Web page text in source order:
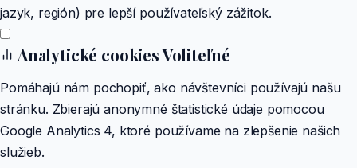
jazyk, región) pre lepší používateľský zážitok.
Analytické cookiesVoliteľné
Pomáhajú nám pochopiť, ako návštevníci používajú našu
stránku. Zbierajú anonymné štatistické údaje pomocou
Google Analytics 4, ktoré používame na zlepšenie našich
služieb.